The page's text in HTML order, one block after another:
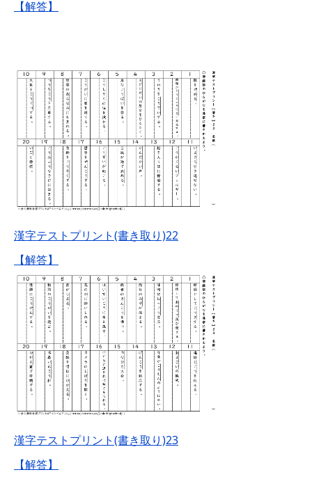
【解答】
漢字テストプリント(書き取り)22
【解答】
漢字テストプリント(書き取り)23
【解答】